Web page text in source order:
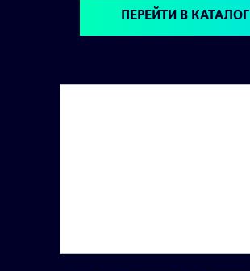
ПЕРЕЙТИ В КАТАЛОГ